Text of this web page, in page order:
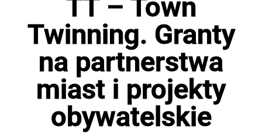
TT – Town
Twinning. Granty
na partnerstwa
miast i projekty
obywatelskie